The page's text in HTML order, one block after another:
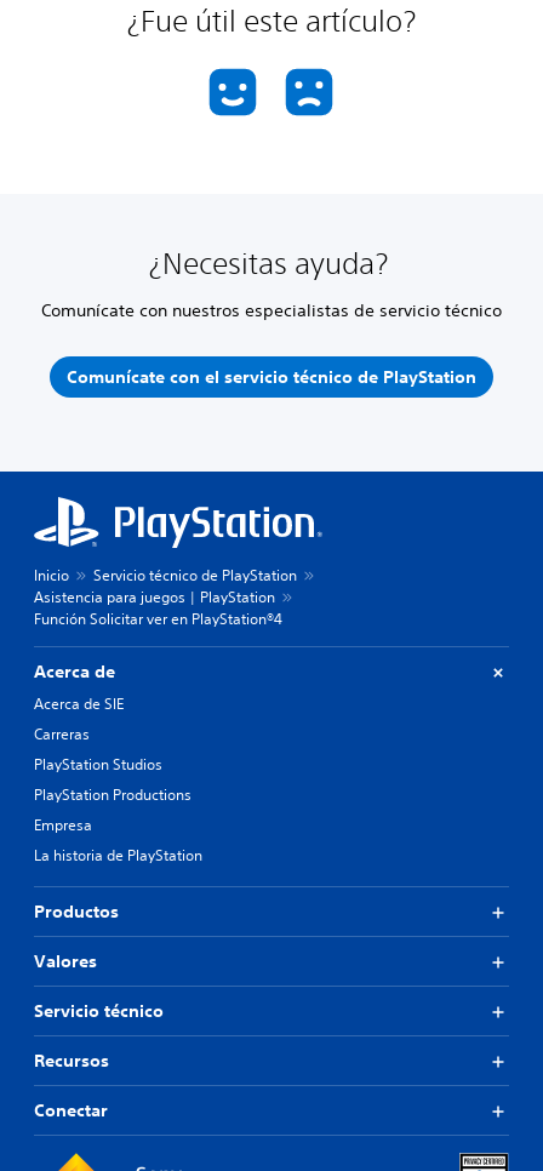
¿Fue útil este artículo?
¿Necesitas ayuda?
Comunícate con nuestros especialistas de servicio técnico
Comunícate con el servicio técnico de PlayStation
Inicio
Servicio técnico de PlayStation
Asistencia para juegos | PlayStation
Función Solicitar ver en PlayStation®4
Acerca de
Acerca de SIE
Carreras
PlayStation Studios
PlayStation Productions
Empresa
La historia de PlayStation
Productos
Valores
Servicio técnico
Recursos
Conectar